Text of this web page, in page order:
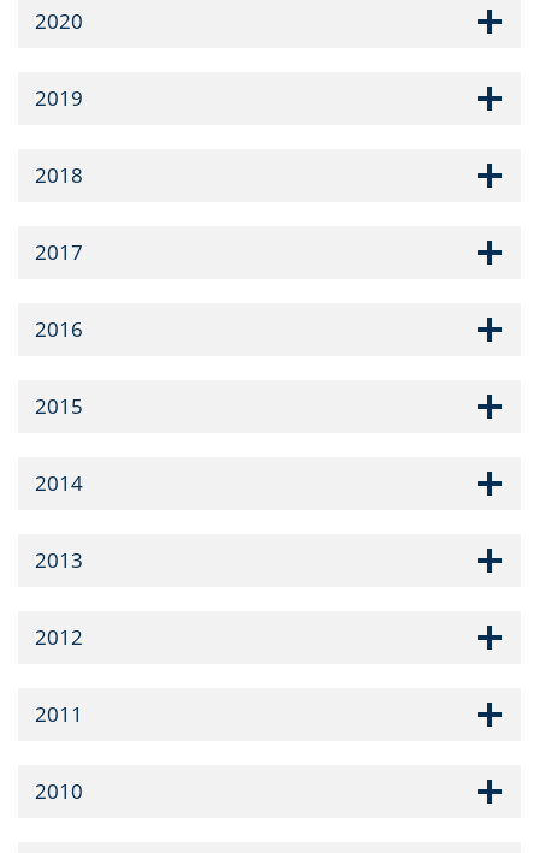
2020
2019
2018
2017
2016
2015
2014
2013
2012
2011
2010